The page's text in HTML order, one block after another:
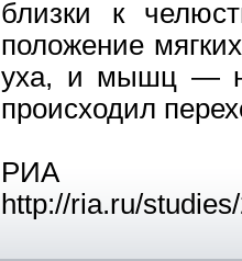
близки к
положение
уха, и мышц —
происходил
РИА
http://ria.ru/